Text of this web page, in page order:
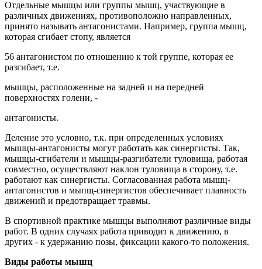
Отдельные мышцы или группы мышц, участвующие в
различных движениях, противоположно направленных,
принято называть антагонистами. Например, группа мышц,
которая сгибает стопу, является
56 антагонистом по отношению к той группе, которая ее
разгибает, т.е.
мышцы, расположенные на задней и на передней
поверхностях голени, -
антагонисты.
Деление это условно, т.к. при определенных условиях
мышцы-антагонисты могут работать как синергисты. Так,
мышцы-сгибатели и мышцы-разгибатели туловища, работая
совместно, осуществляют наклон туловища в сторону, т.е.
работают как синергисты. Согласованная работа мышц-
антагонистов и мыпщ-синергистов обеспечивает плавность
движений и предотвращает травмы.
В спортивной практике мышцы выполняют различные виды
работ. В одних случаях работа приводит к движению, в
других - к удержанию позы, фиксации какого-то положения.
Виды работы мышц